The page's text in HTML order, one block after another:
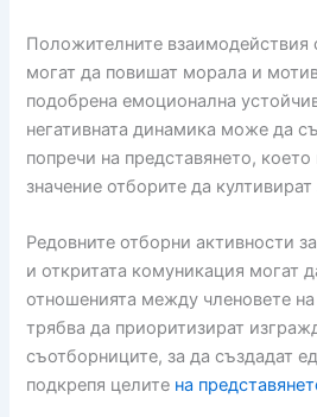
Положителните взаимодействия
могат да повишат морала и
подобрена емоционална
негативната динамика може да
попречи на представянето,
значение отборите да
Редовните отборни активности
и откритата комуникация могат
отношенията между членовете
трябва да приоритизират
съотборниците, за да създадат
подкрепя целите на